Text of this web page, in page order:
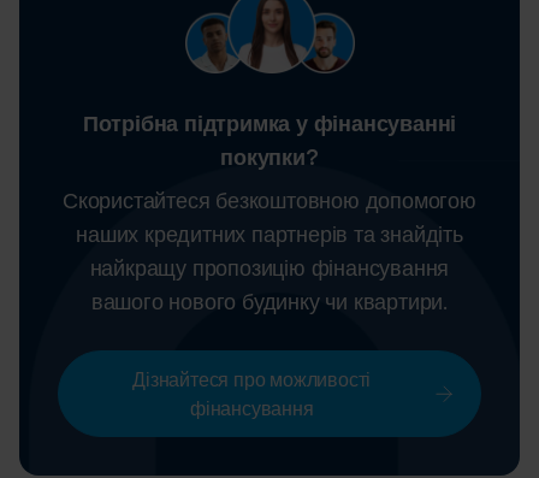
Потрібна підтримка у фінансуванні
покупки?
Скористайтеся безкоштовною допомогою
наших кредитних партнерів та знайдіть
найкращу пропозицію фінансування
вашого нового будинку чи квартири.
Дізнайтеся про можливості
фінансування